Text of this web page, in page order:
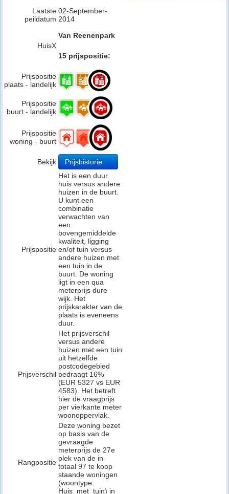
Laatste
peildatum
02-September-
2014
HuisX
Van Reenenpark
15 prijspositie:
Prijspositie
plaats - landelijk
Prijspositie
buurt - landelijk
Prijspositie
woning - buurt
Bekijk Prijshistorie
Prijspositie
Het is een duur
huis versus andere
huizen in de buurt.
U kunt een
combinatie
verwachten van
een
bovengemiddelde
kwaliteit, ligging
en/of tuin versus
andere huizen met
een tuin in de
buurt. De woning
ligt in een qua
meterprijs dure
wijk. Het
prijskarakter van de
plaats is eveneens
duur.
Prijsverschil
Het prijsverschil
versus andere
huizen met een tuin
uit hetzelfde
postcodegebied
bedraagt 16%
(EUR 5327 vs EUR
4583). Het betreft
hier de vraagprijs
per vierkante meter
woonoppervlak.
Rangpositie
Deze woning bezet
op basis van de
gevraagde
meterprijs de 27e
plek van de in
totaal 97 te koop
staande woningen
(woontype:
Huis_met_tuin) in